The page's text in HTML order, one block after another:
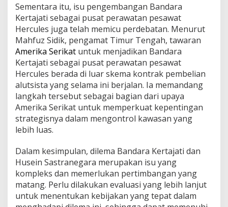
Sementara itu, isu pengembangan Bandara
Kertajati sebagai pusat perawatan pesawat
Hercules juga telah memicu perdebatan. Menurut
Mahfuz Sidik, pengamat Timur Tengah, tawaran
Amerika Serikat untuk menjadikan Bandara
Kertajati sebagai pusat perawatan pesawat
Hercules berada di luar skema kontrak pembelian
alutsista yang selama ini berjalan. Ia memandang
langkah tersebut sebagai bagian dari upaya
Amerika Serikat untuk memperkuat kepentingan
strategisnya dalam mengontrol kawasan yang
lebih luas.
Dalam kesimpulan, dilema Bandara Kertajati dan
Husein Sastranegara merupakan isu yang
kompleks dan memerlukan pertimbangan yang
matang. Perlu dilakukan evaluasi yang lebih lanjut
untuk menentukan kebijakan yang tepat dalam